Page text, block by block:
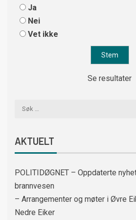
Ja
Nei
Vet ikke
Se resultater
AKTUELT
POLITIDØGNET – Oppdaterte
brannvesen
– Arrangementer og møter i Øvre
Nedre Eiker